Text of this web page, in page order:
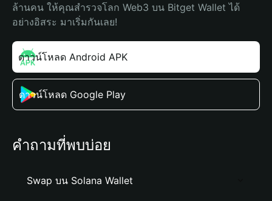
ล้านคน ให้คุณสำรวจโลก Web3 บน Bitget Wallet ได้
อย่างอิสระ มาเริ่มกันเลย!
ดาวน์โหลด Android APK
ดาวน์โหลด Google Play
คำถามที่พบบ่อย
Swap บน Solana Wallet